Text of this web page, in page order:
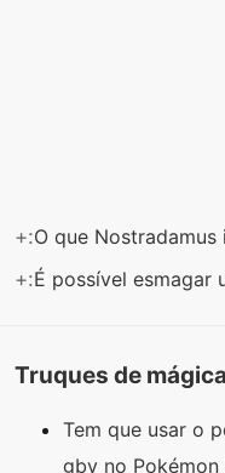
+:O que Nostradamus
+:É possível esmagar
Truques de mágica
Tem que usar o
gby no Pokémon